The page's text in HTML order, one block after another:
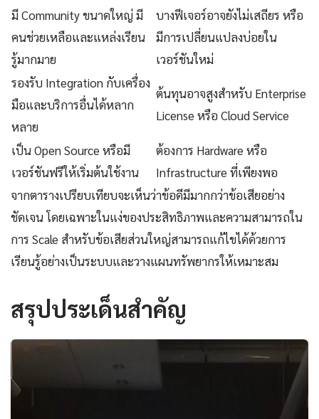
มี Community ขนาดใหญ่ มี
คนช่วยเหลือและแหล่งเรียน
รู้มากมาย
บางฟีเจอร์อาจยังไม่เสถียร หรือ
มีการเปลี่ยนแปลงบ่อยใน
เวอร์ชันใหม่
รองรับ Integration กับเครื่อง
มือและบริการอื่นได้หลาก
หลาย
ต้นทุนอาจสูงสำหรับ Enterprise
License หรือ Cloud Service
เป็น Open Source หรือมี
เวอร์ชันฟรีให้เริ่มต้นใช้งาน
ต้องการ Hardware หรือ
Infrastructure ที่เพียงพอ
จากตารางเปรียบเทียบจะเห็นว่าข้อดีมีมากกว่าข้อเสียอย่าง
ชัดเจน โดยเฉพาะในแง่ของประสิทธิภาพและความสามารถใน
การ Scale สำหรับข้อเสียส่วนใหญ่สามารถแก้ไขได้ด้วยการ
เรียนรู้อย่างเป็นระบบและวางแผนทรัพยากรให้เหมาะสม
สรุปประเด็นสำคัญ